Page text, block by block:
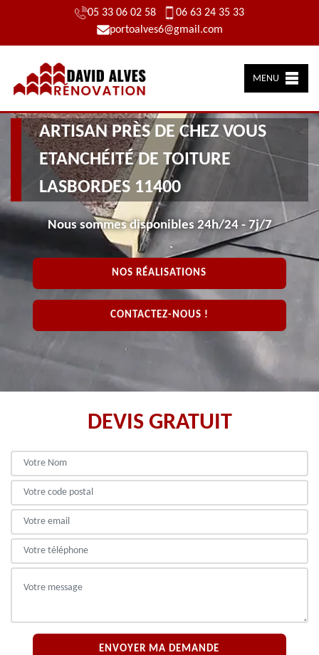
05 33 06 02 58
06 63 24 35 33
portoalves6@gmail.com
MENU
ARTISAN PRÈS DE CHEZ VOUS
ETANCHÉITÉ DE TOITURE
LASBORDES 11400
Nous sommes disponibles 24h/24 - 7j/7
NOS RÉALISATIONS
CONTACTEZ-NOUS !
DEVIS GRATUIT